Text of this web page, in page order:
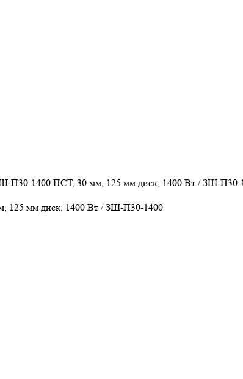
П30-1400 ПСТ, 30 мм, 125 мм диск, 1400 Вт / ЗШ-П30-
125 мм диск, 1400 Вт / ЗШ-П30-1400